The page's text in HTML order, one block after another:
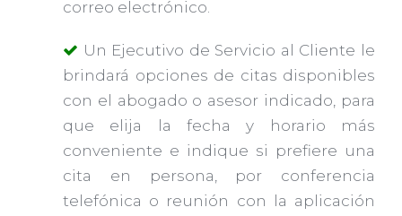
correo electrónico.
Un Ejecutivo de Servicio al Cliente le
brindará opciones de citas disponibles
con el abogado o asesor indicado, para
que elija la fecha y horario más
conveniente e indique si prefiere una
cita en persona, por conferencia
telefónica o reunión con la aplicación